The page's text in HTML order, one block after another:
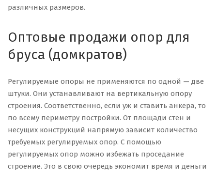
различных размеров.
Оптовые продажи опор для
бруса (домкратов)
Регулируемые опоры не применяются по одной — две
штуки. Они устанавливают на вертикальную опору
строения. Соответственно, если уж и ставить анкера, то
по всему периметру постройки. От площади стен и
несущих конструкций напрямую зависит количество
требуемых регулируемых опор. С помощью
регулируемых опор можно избежать проседание
строение. Это в свою очередь экономит время и деньги